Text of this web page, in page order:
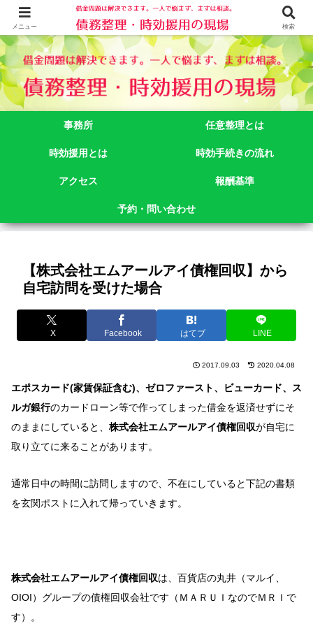
借金問題でお悩みなら司法書士法人御苑総合事務所にご相談下さい。 東京都
新宿区新宿二丁目５番１号アルテビル新宿４階 TEL:03-3356-3750
事務所 任意整理とは
時効援用とは 時効手続きの流れ
アクセス 報酬基準
予約・問い合わせ
【株式会社エムアールアイ債権回収】から
自宅訪問を受けた場合
X Facebook はてブ LINE
2017.09.03 2020.04.08
エポスカード(家賃保証含む)、ゼロファースト、ビューカード、
ス
ルガ銀行のカードローン等で作ってしまった借金を返済せずにそ
のままにしていると、 株式会社エムアールアイ債権回収が自宅に
取り立てに来ることがあります。
通常日中の時間に訪問しますので、不在にしていると下記の書類
を玄関ポストに入れて帰っていきます。
株式会社エムアールアイ債権回収は、百貨店の丸井（マルイ、
OIOI）グループの債権回収会社です（ＭＡＲＵＩなのでＭＲＩで
す）。
メニュー 検索